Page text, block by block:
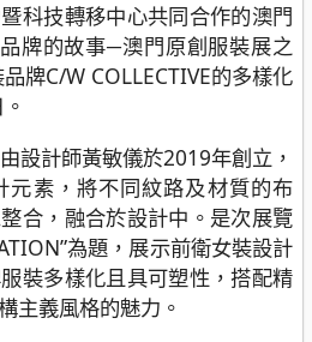
科技轉移中心共同合作的澳門
牌的故事─澳門原創服裝展之
牌C/W COLLECTIVE的多樣化
設計師黃敏儀於2019年創立，
元素，將不同紋路及材質的布
合，融合於設計中。是次展覽
為題，展示前衛女裝設計
裝多樣化且具可塑性，搭配精
主義風格的魅力。